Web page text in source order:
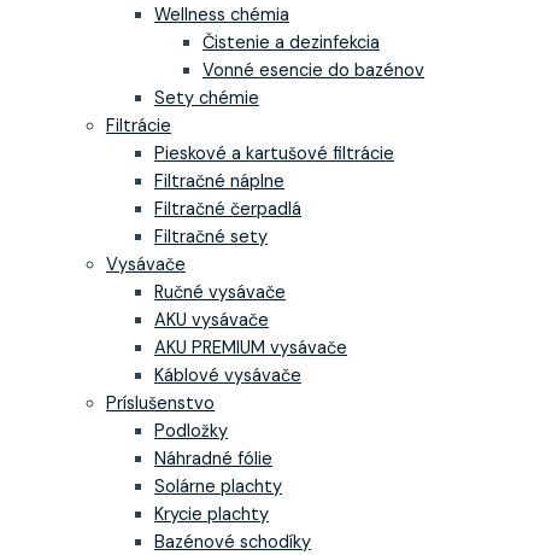
Wellness chémia
Čistenie a dezinfekcia
Vonné esencie do bazénov
Sety chémie
Filtrácie
Pieskové a kartušové filtrácie
Filtračné náplne
Filtračné čerpadlá
Filtračné sety
Vysávače
Ručné vysávače
AKU vysávače
AKU PREMIUM vysávače
Káblové vysávače
Príslušenstvo
Podložky
Náhradné fólie
Solárne plachty
Krycie plachty
Bazénové schodíky